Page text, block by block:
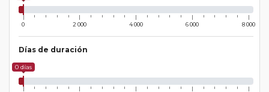
0 2 000 4 000 6 000 8 000
Días de duración
0 días